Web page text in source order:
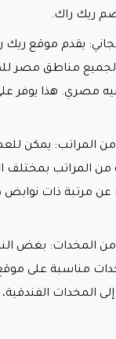
ريك راك.
يقدم موقع ريك
مناطق مصر
5,000 جنيه مصري. هذا
المراتب: يمكن
المراتب بمختلف
مرتبة ذات نوابض
المخدات: بغض
مناسبة على
المخدات